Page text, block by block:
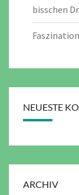
bisschen
NEUESTE
ARCHIV